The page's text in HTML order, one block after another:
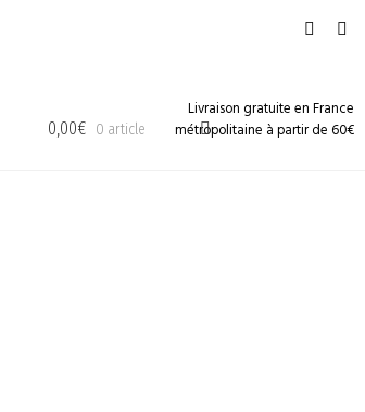
Livraison gratuite en France
métropolitaine à partir de 60€
0,00€ 0 article